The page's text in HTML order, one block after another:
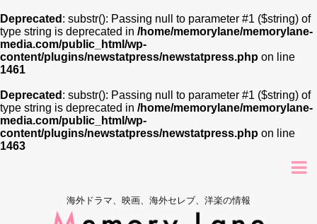
Deprecated : substr(): Passing null to parameter #1 ($string) of
type string is deprecated in /home/memorylane/memorylane-
media.com/public_html/wp-
content/plugins/newstatpress/newstatpress.php on line
1461
Deprecated : substr(): Passing null to parameter #1 ($string) of
type string is deprecated in /home/memorylane/memorylane-
media.com/public_html/wp-
content/plugins/newstatpress/newstatpress.php on line
1463
海外ドラマ、映画、海外セレブ、洋楽の情報